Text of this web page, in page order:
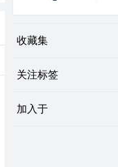
收藏集
关注标签
加入于